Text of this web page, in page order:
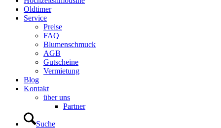
Oldtimer
Service
Preise
FAQ
Blumenschmuck
AGB
Gutscheine
Vermietung
Blog
Kontakt
über uns
Partner
Suche